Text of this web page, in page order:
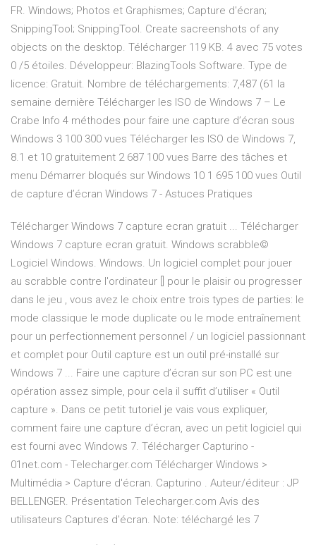
FR. Windows; Photos et Graphismes; Capture d'écran;
SnippingTool; SnippingTool. Create sacreenshots of any
objects on the desktop. Télécharger 119 KB. 4 avec 75 votes
0 /5 étoiles. Développeur: BlazingTools Software. Type de
licence: Gratuit. Nombre de téléchargements: 7,487 (61 la
semaine dernière Télécharger les ISO de Windows 7 – Le
Crabe Info 4 méthodes pour faire une capture d’écran sous
Windows 3 100 300 vues Télécharger les ISO de Windows 7,
8.1 et 10 gratuitement 2 687 100 vues Barre des tâches et
menu Démarrer bloqués sur Windows 10 1 695 100 vues Outil
de capture d’écran Windows 7 - Astuces Pratiques
Télécharger Windows 7 capture ecran gratuit ... Télécharger
Windows 7 capture ecran gratuit. Windows scrabble©
Logiciel Windows. Windows. Un logiciel complet pour jouer
au scrabble contre l'ordinateur [] pour le plaisir ou progresser
dans le jeu , vous avez le choix entre trois types de parties: le
mode classique le mode duplicate ou le mode entraînement
pour un perfectionnement personnel / un logiciel passionnant
et complet pour Outil capture est un outil pré-installé sur
Windows 7 ... Faire une capture d’écran sur son PC est une
opération assez simple, pour cela il suffit d’utiliser « Outil
capture ». Dans ce petit tutoriel je vais vous expliquer,
comment faire une capture d’écran, avec un petit logiciel qui
est fourni avec Windows 7. Télécharger Capturino -
01net.com - Telecharger.com Télécharger Windows >
Multimédia > Capture d'écran. Capturino . Auteur/éditeur : JP
BELLENGER. Présentation Telecharger.com Avis des
utilisateurs Captures d'écran. Note: téléchargé les 7